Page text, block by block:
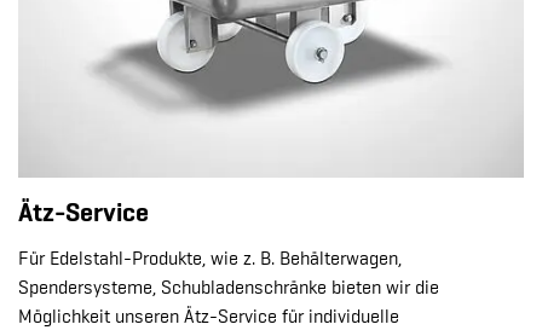
Ätz-Service
Für Edelstahl-Produkte, wie z. B. Behälterwagen,
Spendersysteme, Schubladenschränke bieten wir die
Möglichkeit unseren Ätz-Service für individuelle